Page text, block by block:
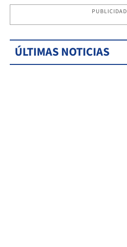
PUBLICIDAD
ÚLTIMAS NOTICIAS